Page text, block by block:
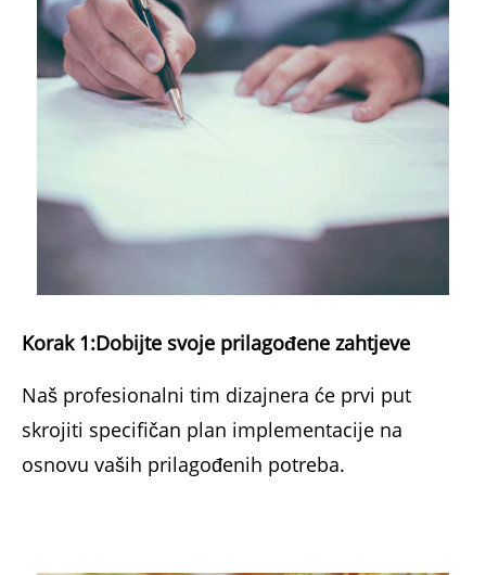
Korak 1:Dobijte svoje prilagođene zahtjeve
Naš profesionalni tim dizajnera će prvi put
skrojiti specifičan plan implementacije na
osnovu vaših prilagođenih potreba.